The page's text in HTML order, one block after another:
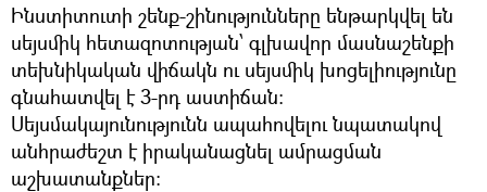
Ինստիտուտի շենք-շինությունները ենթարկվել են
սեյսմիկ հետազոտության՝ գլխավոր մասնաշենքի
տեխնիկական վիճակն ու սեյսմիկ խոցելիությունը
գնահատվել է 3-րդ աստիճան:
Սեյսմակայունությունն ապահովելու նպատակով
անհրաժեշտ է իրականացնել ամրացման
աշխատանքներ: